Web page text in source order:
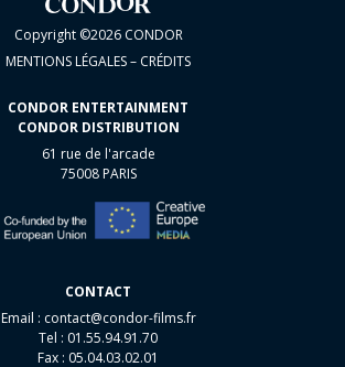
Copyright ©2026 CONDOR
MENTIONS LÉGALES – CRÉDITS
CONDOR ENTERTAINMENT
CONDOR DISTRIBUTION
61 rue de l'arcade
75008 PARIS
CONTACT
Email : contact@condor-films.fr
Tel : 01.55.94.91.70
Fax : 05.04.03.02.01